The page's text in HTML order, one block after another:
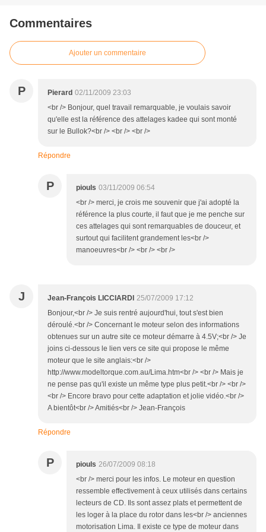
Commentaires
Ajouter un commentaire
P Pierard 02/11/2009 23:03
<br /> Bonjour, quel travail remarquable, je voulais savoir
qu'elle est la référence des attelages kadee qui sont monté
sur le Bullok?<br /> <br /> <br />
Répondre
P piouls 03/11/2009 06:54
<br /> merci, je crois me souvenir que j'ai adopté la
référence la plus courte, il faut que je me penche sur
ces attelages qui sont remarquables de douceur, et
surtout qui facilitent grandement les<br />
manoeuvres<br /> <br /> <br />
J Jean-François LICCIARDI 25/07/2009 17:12
Bonjour,<br /> Je suis rentré aujourd'hui, tout s'est bien
déroulé.<br /> Concernant le moteur selon des informations
obtenues sur un autre site ce moteur démarre à 4.5V;<br /> Je
joins ci-dessous le lien vers ce site qui propose le même
moteur que le site anglais:<br />
http://www.modeltorque.com.au/Lima.htm<br /> <br /> Mais je
ne pense pas qu'il existe un même type plus petit.<br /> <br />
<br /> Encore bravo pour cette adaptation et jolie vidéo.<br />
A bientôt<br /> Amitiés<br /> Jean-François
Répondre
P piouls 26/07/2009 08:18
<br /> merci pour les infos. Le moteur en question
ressemble effectivement à ceux utilisés dans certains
lecteurs de CD. Ils sont assez plats et permettent de
les loger à la place du rotor dans les<br /> anciennes
motorisation Lima. Il existe ce type de moteur dans